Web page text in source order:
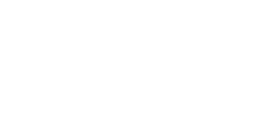
خدمة الاقتراض المدعومة